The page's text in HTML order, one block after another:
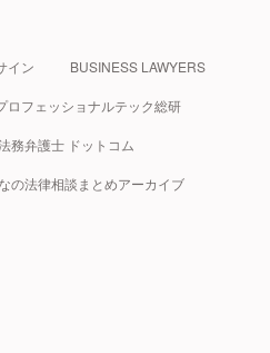
イン BUSINESS LAWYERS
ロフェッショナルテック総研
務弁護士 ドットコム
の法律相談まとめアーカイブ